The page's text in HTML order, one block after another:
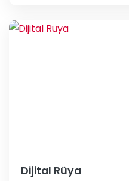
Dijital Rüya